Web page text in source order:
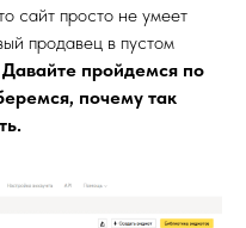
сайт просто не умеет
продавец в пустом
Давайте пройдемся по
почему так